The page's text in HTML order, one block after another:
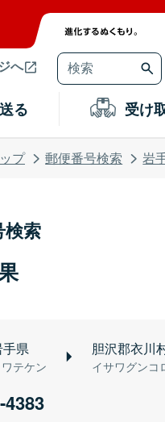
へ
送る 受け
プ 郵便番号検索 岩
検索
手県
テケン
胆沢郡衣川
イサワグンコ
4383